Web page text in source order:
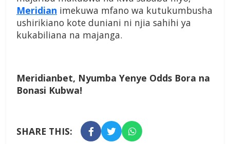
Meridian imekuwa mfano wa kutukumbusha
ushirikiano kote duniani ni njia sahihi ya
kukabiliana na majanga.
Meridianbet, Nyumba Yenye Odds Bora na
Bonasi Kubwa!
SHARE THIS: